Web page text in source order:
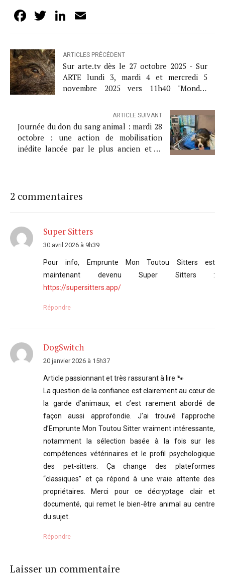
Facebook
TwitterLinkedIn
ARTICLES PRÉCÉDENT
Sur arte.tv dès le 27 octobre 2025 - Sur
ARTE lundi 3, mardi 4 et mercredi 5
novembre 2025 vers 11h40 "Mondes
ARTICLE SUIVANT
Journée du don du sang animal : mardi 28
octobre : une action de mobilisation
inédite lancée par le plus ancien et le
2 commentaires
Super Sitters
30 avril 2026 à 9h39
Pour info, Emprunte Mon Toutou Sitters est
maintenant devenu Super Sitters :
https://supersitters.app/
Répondre
DogSwitch
20 janvier 2026 à 15h37
Article passionnant et très rassurant à lire 🐾
La question de la confiance est clairement au cœur de
la garde d’animaux, et c’est rarement abordé de
façon aussi approfondie. J’ai trouvé l’approche
d’Emprunte Mon Toutou Sitter vraiment intéressante,
notamment la sélection basée à la fois sur les
compétences vétérinaires et le profil psychologique
des pet-sitters. Ça change des plateformes
“classiques” et ça répond à une vraie attente des
propriétaires. Merci pour ce décryptage clair et
documenté, qui remet le bien-être animal au centre
du sujet.
Répondre
Laisser un commentaire